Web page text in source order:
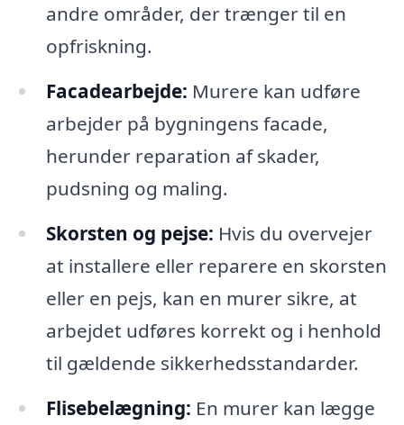
andre områder, der trænger til en
opfriskning.
Facadearbejde: Murere kan udføre
arbejder på bygningens facade,
herunder reparation af skader,
pudsning og maling.
Skorsten og pejse: Hvis du overvejer
at installere eller reparere en skorsten
eller en pejs, kan en murer sikre, at
arbejdet udføres korrekt og i henhold
til gældende sikkerhedsstandarder.
Flisebelægning: En murer kan lægge